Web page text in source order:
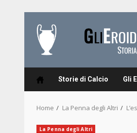
content
Storie di Calcio Gli
Home La Penna degli Altri
La Penna degli Altri